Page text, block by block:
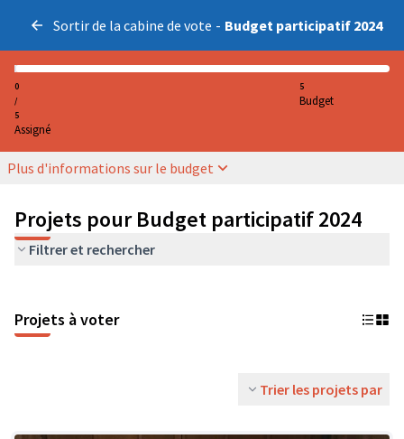
Sortir de la cabine de vote - Budget participatif 2024
0
/
5
Assigné
5
Budget
Plus d'informations sur le budget
Projets pour Budget participatif 2024
Filtrer et rechercher
Projets à voter
Trier les projets par